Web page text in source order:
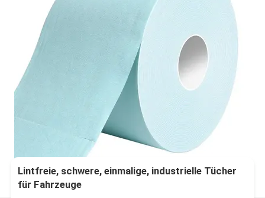
Lintfreie, schwere, einmalige, industrielle Tücher
für Fahrzeuge